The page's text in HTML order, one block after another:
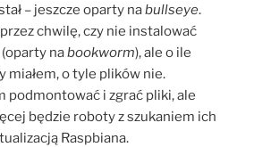
– jeszcze oparty nabullseye.
chwilę, czy nie instalować
nabookworm), ale o ile
miałem, o tyle plików nie.
podmontować i zgrać pliki, ale
będzie roboty z szukaniem ich
Raspbiana.